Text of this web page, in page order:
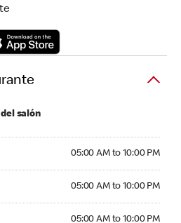
salón
05:00 AM to 10:00 PM
05:00 AM to 10:00 PM
05:00 AM to 10:00 PM